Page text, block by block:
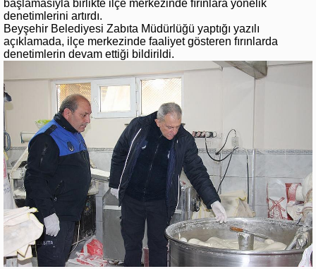
başlamasıyla birlikte ilçe merkezinde fırınlara yönelik
denetimlerini artırdı.
Beyşehir Belediyesi Zabıta Müdürlüğü yaptığı yazılı
açıklamada, ilçe merkezinde faaliyet gösteren fırınlarda
denetimlerin devam ettiği bildirildi.